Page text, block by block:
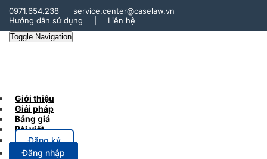
0971.654.238
service.center@caselaw.vn
Hướng dẫn sử dụng
Liên hệ
Toggle Navigation
Giới thiệu
Giải pháp
Bảng giá
Bài viết
Đăng ký
Đăng nhập